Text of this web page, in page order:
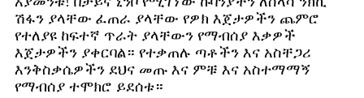
ሽፋን ያላቸው ፈጠራ ያላቸው የዎክ እጀታዎችን ጨምሮ
የተለያዩ ከፍተኛ ጥራት ያላቸውን የማብሰያ እቃዎች
እጀታዎችን ያቀርባል። የተቃጠሉ ጣቶችን እና አስቸጋሪ
እንቅስቃሴዎችን ደህና መጡ እና ምቹ እና አስተማማኝ
የማብሰያ ተሞክሮ ይደሰቱ።